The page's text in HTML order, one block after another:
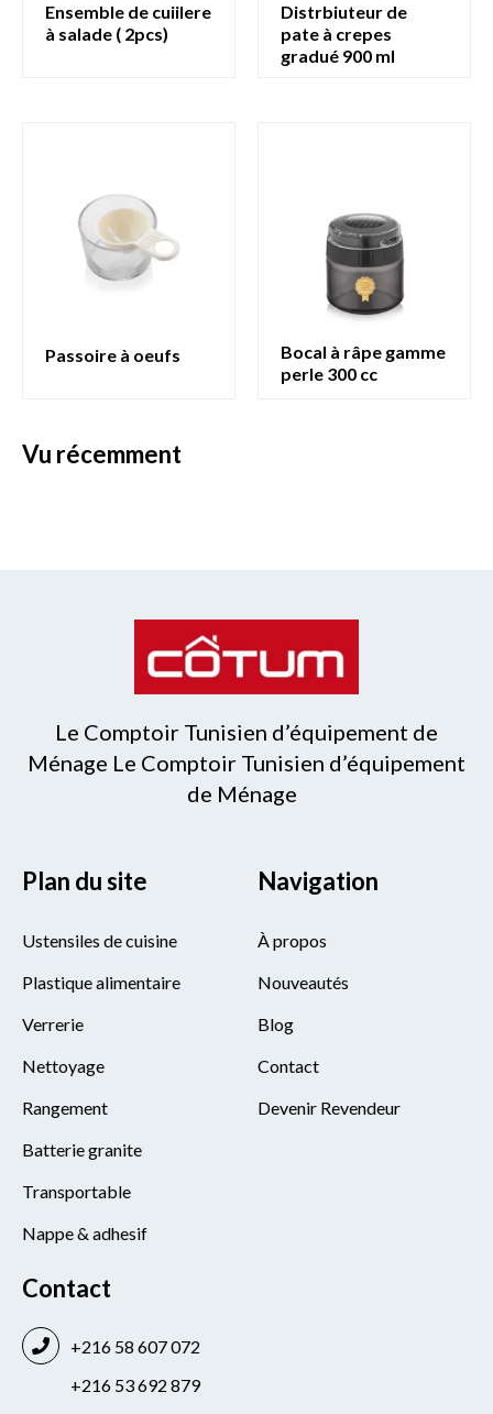
ensemble de cuiilere
à salade ( 2pcs)
distrbiuteur de
pate à crepes
gradué 900 ml
passoire à oeufs
bocal à râpe gamme
perle 300 cc
vu récemment
Le Comptoir Tunisien d’équipement de
Ménage Le Comptoir Tunisien d’équipement
de Ménage
Plan du site
Ustensiles de cuisine
Plastique alimentaire
Verrerie
Nettoyage
Rangement
Batterie granite
Transportable
Nappe & adhesif
Navigation
À propos
Nouveautés
Blog
Contact
Devenir Revendeur
Contact
+216 58 607 072
+216 53 692 879